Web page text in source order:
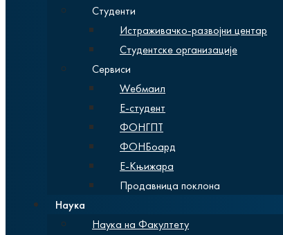
Студенти
Истраживачко-развојни центар
Студентске организације
Сервиси
Wебмаил
Е-студент
ФОНГПТ
ФОНБоард
Е-Књижара
Продавница поклона
Наука
Наука на Факултету